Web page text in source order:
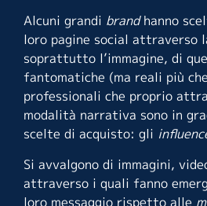
Alcuni grandi brandhanno
loro pagine social attraverso
soprattutto l’immagine, di
fantomatiche (ma reali più
professionali che proprio
modalità narrativa sono in
scelte di acquisto: gli
Si avvalgono di immagini,
attraverso i quali fanno
loro messaggio rispetto alle